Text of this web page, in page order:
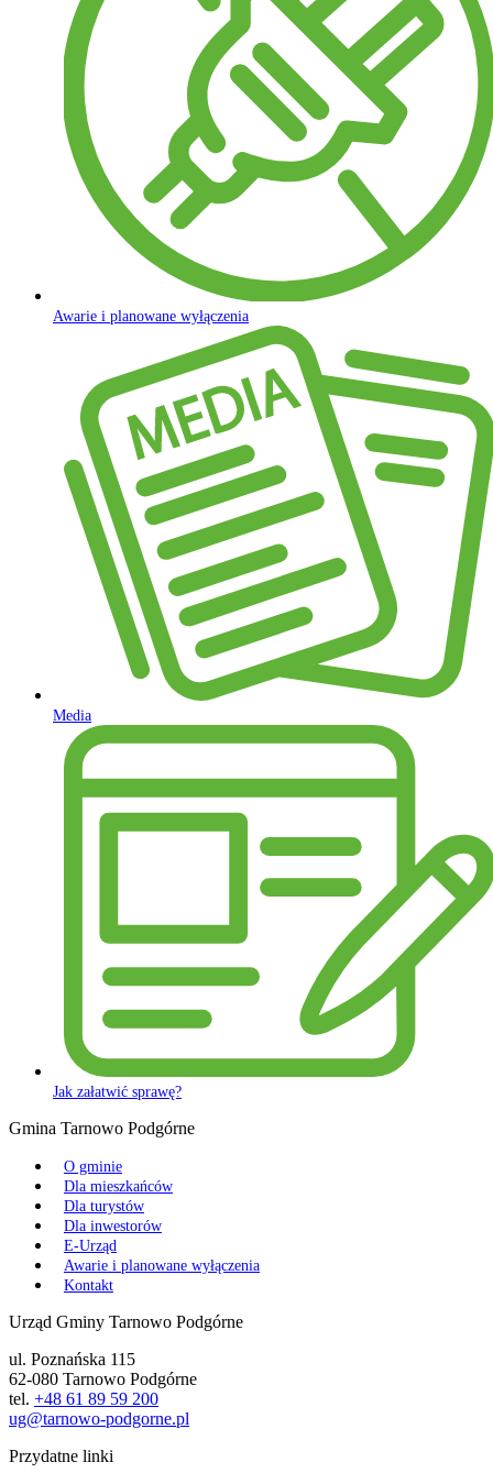
Awarie i planowane wyłączenia
Media
Jak załatwić sprawę?
Gmina Tarnowo Podgórne
O gminie
Dla mieszkańców
Dla turystów
Dla inwestorów
E-Urząd
Awarie i planowane wyłączenia
Kontakt
Urząd Gminy Tarnowo Podgórne
ul. Poznańska 115
62-080 Tarnowo Podgórne
tel. +48 61 89 59 200
ug@tarnowo-podgorne.pl
Przydatne linki